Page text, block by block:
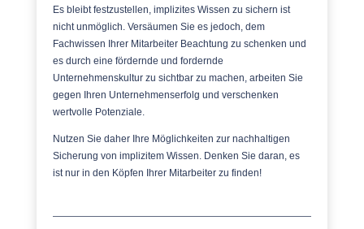
Es bleibt festzustellen, implizites Wissen zu sichern ist
nicht unmöglich. Versäumen Sie es jedoch, dem
Fachwissen Ihrer Mitarbeiter Beachtung zu schenken und
es durch eine fördernde und fordernde
Unternehmenskultur zu sichtbar zu machen, arbeiten Sie
gegen Ihren Unternehmenserfolg und verschenken
wertvolle Potenziale.
Nutzen Sie daher Ihre Möglichkeiten zur nachhaltigen
Sicherung von implizitem Wissen. Denken Sie daran, es
ist nur in den Köpfen Ihrer Mitarbeiter zu finden!